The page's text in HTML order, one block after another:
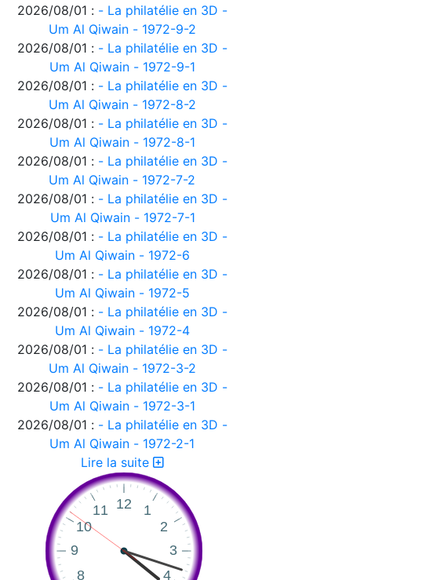
2026/08/01 : - La philatélie en 3D -
Um Al Qiwain - 1972-9-2
2026/08/01 : - La philatélie en 3D -
Um Al Qiwain - 1972-9-1
2026/08/01 : - La philatélie en 3D -
Um Al Qiwain - 1972-8-2
2026/08/01 : - La philatélie en 3D -
Um Al Qiwain - 1972-8-1
2026/08/01 : - La philatélie en 3D -
Um Al Qiwain - 1972-7-2
2026/08/01 : - La philatélie en 3D -
Um Al Qiwain - 1972-7-1
2026/08/01 : - La philatélie en 3D -
Um Al Qiwain - 1972-6
2026/08/01 : - La philatélie en 3D -
Um Al Qiwain - 1972-5
2026/08/01 : - La philatélie en 3D -
Um Al Qiwain - 1972-4
2026/08/01 : - La philatélie en 3D -
Um Al Qiwain - 1972-3-2
2026/08/01 : - La philatélie en 3D -
Um Al Qiwain - 1972-3-1
2026/08/01 : - La philatélie en 3D -
Um Al Qiwain - 1972-2-1
2026/08/01 :- La philatélie en 3D -
Um Al Qiwain - 1972-1-1
2026/08/01 :
- La philatélie en 3D -
Corée du Nord - 1986-1
2026/08/01 :- La philatélie en 3D -
Corée du Nord - 1976-3
2026/08/01 :
- La philatélie en 3D -
Lire la suite